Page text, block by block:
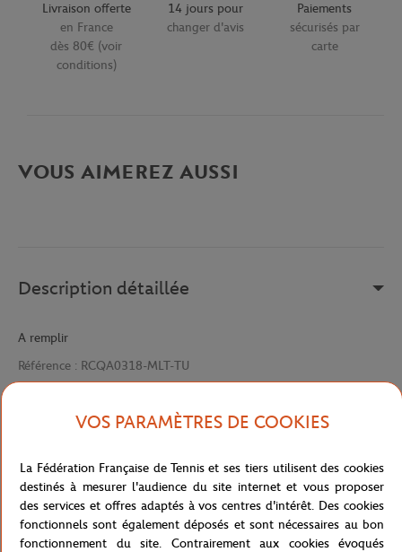
Livraison offerte
en France
dès 80€ (voir
conditions)
14 jours pour
changer d'avis
Paiements
sécurisés par
carte
VOUS AIMEREZ AUSSI
Description détaillée
A remplir
Référence : RCQA0318-MLT-TU
Livraison et retours
VOS PARAMÈTRES DE COOKIES
La Fédération Française de Tennis et ses tiers utilisent des cookies
destinés à mesurer l'audience du site internet et vous proposer
des services et offres adaptés à vos centres d'intérêt. Des cookies
fonctionnels sont également déposés et sont nécessaires au bon
fonctionnement du site. Contrairement aux cookies évoqués